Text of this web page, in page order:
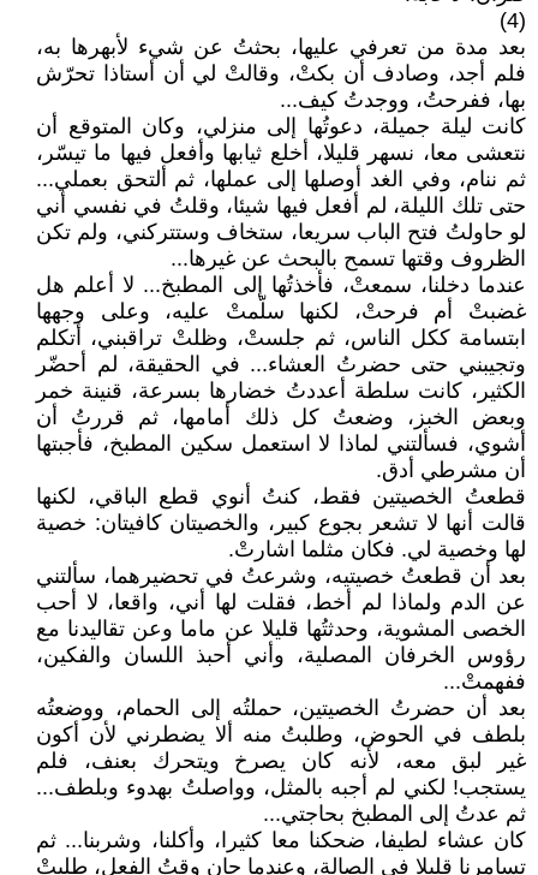
(4)
بعد مدة من تعرفي عليها، بحثتُ عن شيء لأبهرها به،
فلم أجد، وصادف أن بكتْ، وقالتْ لي أن أستاذا تحرّش
بها، ففرحتُ، ووجدتُ كيف...
كانت ليلة جميلة، دعوتُها إلى منزلي، وكان المتوقع أن
نتعشى معا، نسهر قليلا، أخلع ثيابها وأفعل فيها ما تيسّر،
ثم ننام، وفي الغد أوصلها إلى عملها، ثم ألتحق بعملي...
حتى تلك الليلة، لم أفعل فيها شيئا، وقلتُ في نفسي أني
لو حاولتُ فتح الباب سريعا، ستخاف وستتركني، ولم تكن
الظروف وقتها تسمح بالبحث عن غيرها...
عندما دخلنا، سمعتْ، فأخ‍ذتُها إلى المطبخ... لا أعلم هل
غضبتْ أم فرحتْ، لكنها سلّمتْ عليه، وعلى وجهها
ابتسامة ككل الناس، ثم جلستْ، وظلتْ تراقبني، أتكلم
وتجيبني حتى حضرتُ العشاء... في الحقيقة، لم أحضّر
الكثير، كانت سلطة أعددتُ خضارها بسرعة، قنينة خمر
وبعض الخبز، وضعتُ كل ذلك أمامها، ثم قررتُ أن
أشوي، فسألتني لماذا لا استعمل سكين المطبخ، فأجبتها
أن مشرطي أدق.
قطعتُ الخصيتين فقط، كنتُ أنوي قطع الباقي، لكنها
قالت أنها لا تشعر بجوع كبير، والخصيتان كافيتان: خصية
لها وخصية لي. فكان مثلما اشارتْ.
بعد أن قطعتُ خصيتيه، وشرعتُ في تحضيرهما، سألتني
عن الدم ولماذا لم أخط، فقلت لها أني، واقعا، لا أحب
الخصى المشوية، وحدثتُها قليلا عن ماما وعن تقاليدنا مع
رؤوس الخرفان المصلية، وأني أحبذ اللسان والفكين،
ففهمتْ...
بعد أن حضرتُ الخصيتين، حملتُه إلى الحمام، ووضعتُه
بلطف في الحوض، وطلبتُ منه ألا يضطرني لأن أكون
غير لبق معه، لأنه كان يصرخ ويتحرك بعنف، فلم
يستجب! لكني لم أجبه بالمثل، وواصلتُ بهدوء وبلطف...
ثم عدتُ إلى المطبخ بحاجتي...
كان عشاء لطيفا، ضحكنا معا كثيرا، وأكلنا، وشربنا... ثم
تسامرنا قليلا في الصالة، وعندما حان وقتُ الفعل، طلبتْ